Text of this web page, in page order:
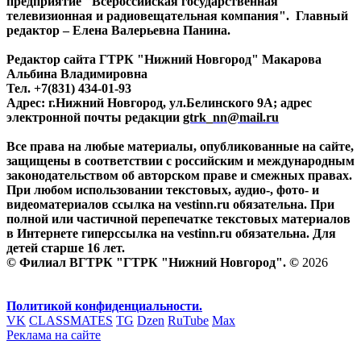
телевизионная и радиовещательная компания". Главный
редактор – Елена Валерьевна Панина.
Редактор сайта ГТРК "Нижний Новгород" Макарова
Альбина Владимировна
Тел. +7(831) 434-01-93
Адрес: г.Нижний Новгород, ул.Белинского 9А; адрес
электронной почты редакции gtrk_nn@mail.ru
Все права на любые материалы, опубликованные на сайте,
защищены в соответствии с российским и международным
законодательством об авторском праве и смежных правах.
При любом использовании текстовых, аудио-, фото- и
видеоматериалов ссылка на vestinn.ru обязательна. При
полной или частичной перепечатке текстовых материалов
в Интернете гиперссылка на vestinn.ru обязательна. Для
детей старше 16 лет.
© Филиал ВГТРК "ГТРК "Нижний Новгород". © 2026
Политикой конфиденциальности.
VK CLASSMATES TG Dzen RuTube Max
Реклама на сайте